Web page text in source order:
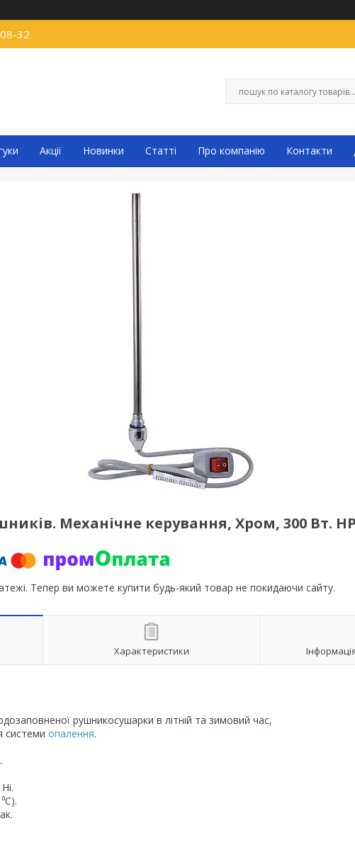
32
Акції Новинки Статті Про компанію Контакти
Механічне керування, Хром, 300 Вт.
Тепер ви можете купити будь-який товар не покидаючи сайту.
Характеристики
рушникосушарки в літній та зимовий час,
системи опалення.